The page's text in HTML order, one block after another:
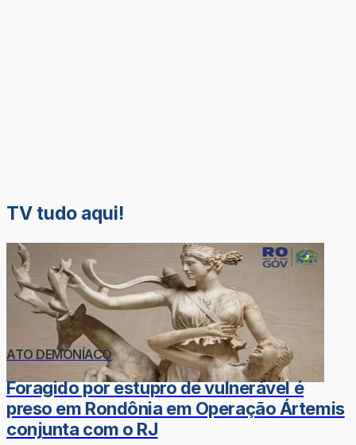
TV tudo aqui!
ATO DEMONÍACO
Foragido por estupro de vulnerável é
preso em Rondônia em Operação Ártemis
conjunta com o RJ